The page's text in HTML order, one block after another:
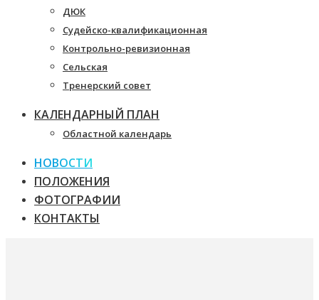
ДЮК
Судейско-квалификационная
Контрольно-ревизионная
Сельская
Тренерский совет
КАЛЕНДАРНЫЙ ПЛАН
Областной календарь
НОВОСТИ
ПОЛОЖЕНИЯ
ФОТОГРАФИИ
КОНТАКТЫ